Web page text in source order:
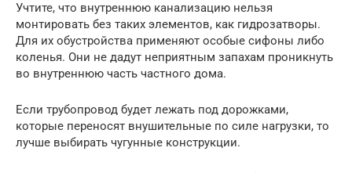
Учтите, что внутреннюю канализацию нельзя
монтировать без таких элементов, как гидрозатворы.
Для их обустройства применяют особые сифоны либо
коленья. Они не дадут неприятным запахам проникнуть
во внутреннюю часть частного дома.
Если трубопровод будет лежать под дорожками,
которые переносят внушительные по силе нагрузки, то
лучше выбирать чугунные конструкции.